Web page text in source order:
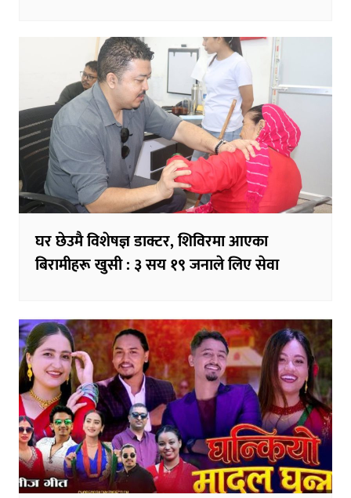
घर छेउमै विशेषज्ञ डाक्टर, शिविरमा आएका
बिरामीहरू खुसी : ३ सय १९ जनाले लिए सेवा